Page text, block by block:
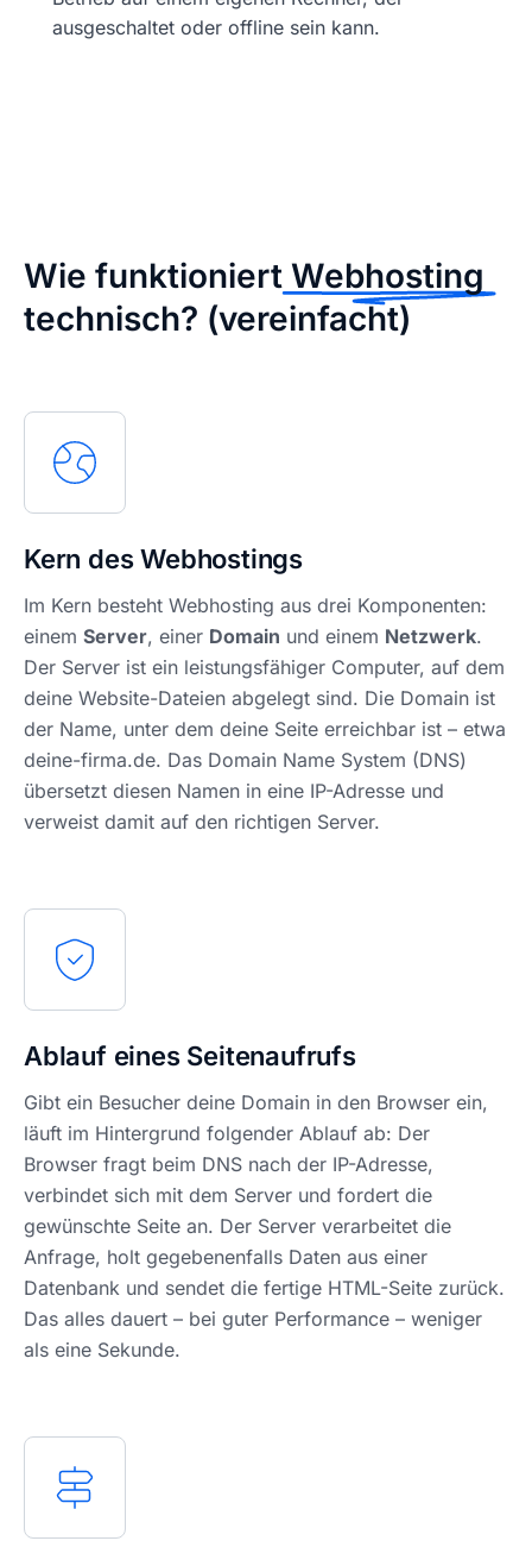
ausgeschaltet oder offline sein kann.
Wie funktioniert Webhosting
technisch? (vereinfacht)
Kern des Webhostings
Im Kern besteht Webhosting aus drei Komponenten:
einem Server, einer Domain und einem Netzwerk.
Der Server ist ein leistungsfähiger Computer, auf dem
deine Website-Dateien abgelegt sind. Die Domain ist
der Name, unter dem deine Seite erreichbar ist – etwa
deine-firma.de. Das Domain Name System (DNS)
übersetzt diesen Namen in eine IP-Adresse und
verweist damit auf den richtigen Server.
Ablauf eines Seitenaufrufs
Gibt ein Besucher deine Domain in den Browser ein,
läuft im Hintergrund folgender Ablauf ab: Der
Browser fragt beim DNS nach der IP-Adresse,
verbindet sich mit dem Server und fordert die
gewünschte Seite an. Der Server verarbeitet die
Anfrage, holt gegebenenfalls Daten aus einer
Datenbank und sendet die fertige HTML-Seite zurück.
Das alles dauert – bei guter Performance – weniger
als eine Sekunde.